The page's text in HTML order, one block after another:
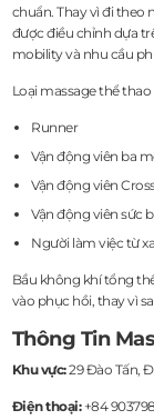
chuẩn. Thay vì đi theo
được điều chỉnh dựa
mobility và nhu cầu
Loại massage thể
Runner
Vận động viên ba
Vận động viên
Vận động viên sức
Người làm việc từ
Bầu không khí tổng
vào phục hồi, thay vì
Thông Tin
Khu vực:29 Đào Tấn,
Điện thoại:+84